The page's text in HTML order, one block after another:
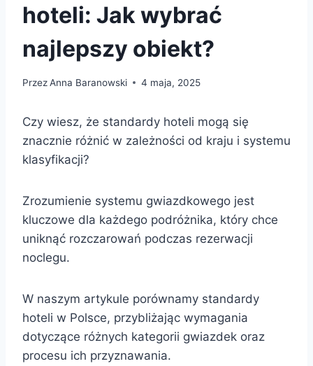
hoteli: Jak wybrać
najlepszy obiekt?
PrzezAnna Baranowski 4 maja, 2025
Czy wiesz, że standardy hoteli mogą się
znacznie różnić w zależności od kraju i systemu
klasyfikacji?
Zrozumienie systemu gwiazdkowego jest
kluczowe dla każdego podróżnika, który chce
uniknąć rozczarowań podczas rezerwacji
noclegu.
W naszym artykule porównamy standardy
hoteli w Polsce, przybliżając wymagania
dotyczące różnych kategorii gwiazdek oraz
procesu ich przyznawania.